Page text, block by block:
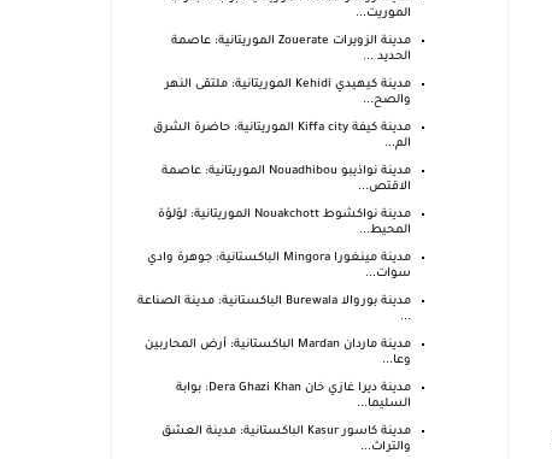
الموريت...
مدينة الزويرات Zouerate الموريتانية: عاصمة
الحديد ...
مدينة كيهيدي Kehidi الموريتانية: ملتقى النهر
والصح...
مدينة كيفة Kiffa city الموريتانية: حاضرة الشرق
الم...
مدينة نواذيبو Nouadhibou الموريتانية: عاصمة
الاقتص...
مدينة نواكشوط Nouakchott الموريتانية: لؤلؤة
المحيط...
مدينة مينغورا Mingora الباكستانية: جوهرة وادي
سوات...
مدينة بوروالا Burewala الباكستانية: مدينة الصناعة
...
مدينة ماردان Mardan الباكستانية: أرض المحاربين
وعا...
مدينة ديرا غازي خان Dera Ghazi Khan: بوابة
السليما...
مدينة كاسور Kasur الباكستانية: مدينة العشق
والتراث...